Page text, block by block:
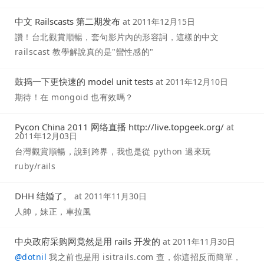
中文 Railscasts 第二期发布 at 2011年12月15日
讚！台北觀賞順暢，套句影片內的形容詞，這樣的中文
railscast 教學解說真的是"蠻性感的"
鼓捣一下更快速的 model unit tests at 2011年12月10日
期待！在 mongoid 也有效嗎？
Pycon China 2011 网络直播 http://live.topgeek.org/ at
2011年12月03日
台灣觀賞順暢，說到跨界，我也是從 python 過來玩
ruby/rails
DHH 结婚了。 at 2011年11月30日
人帥，妹正，車拉風
中央政府采购网竟然是用 rails 开发的 at 2011年11月30日
@dotnil 我之前也是用 isitrails.com 查，你這招反而簡單，